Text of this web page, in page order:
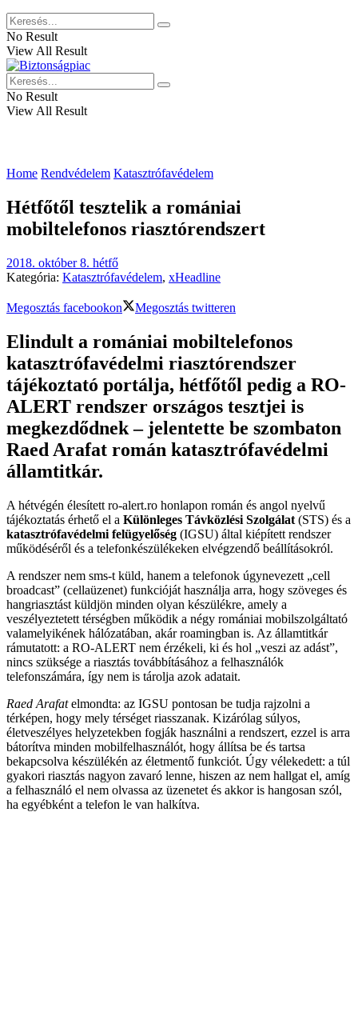
No Result
View All Result
No Result
View All Result
Home Rendvédelem Katasztrófavédelem
Hétfőtől tesztelik a romániai
mobiltelefonos riasztórendszert
2018. október 8. hétfő
Kategória: Katasztrófavédelem, xHeadline
Megosztás facebookon Megosztás twitteren
Elindult a romániai mobiltelefonos
katasztrófavédelmi riasztórendszer
tájékoztató portálja, hétfőtől pedig a RO-
ALERT rendszer országos tesztjei is
megkezdődnek – jelentette be szombaton
Raed Arafat román katasztrófavédelmi
államtitkár.
A hétvégén élesített ro-alert.ro honlapon román és angol nyelvű
tájékoztatás érhető el a Különleges Távközlési Szolgálat (STS) és a
katasztrófavédelmi felügyelőség (IGSU) által kiépített rendszer
működéséről és a telefonkészülékeken elvégzendő beállításokról.
A rendszer nem sms-t küld, hanem a telefonok úgynevezett „cell
broadcast” (cellaüzenet) funkcióját használja arra, hogy szöveges és
hangriasztást küldjön minden olyan készülékre, amely a
veszélyeztetett térségben működik a négy romániai mobilszolgáltató
valamelyikének hálózatában, akár roamingban is. Az államtitkár
rámutatott: a RO-ALERT nem érzékeli, ki és hol „veszi az adást”,
nincs szüksége a riasztás továbbításához a felhasználók
telefonszámára, így nem is tárolja azok adatait.
Raed Arafatelmondta: az IGSU pontosan be tudja rajzolni a
térképen, hogy mely térséget riasszanak. Kizárólag súlyos,
életveszélyes helyzetekben fogják használni a rendszert, ezzel is arra
bátorítva minden mobilfelhasználót, hogy állítsa be és tartsa
bekapcsolva készülékén az életmentő funkciót. Úgy vélekedett: a túl
gyakori riasztás nagyon zavaró lenne, hiszen az nem hallgat el, amíg
a felhasználó el nem olvassa az üzenetet és akkor is hangosan szól,
ha egyébként a telefon le van halkítva.